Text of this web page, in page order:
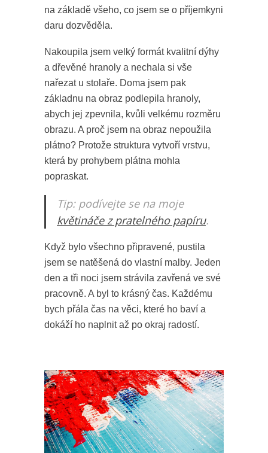
na základě všeho, co jsem se o příjemkyni
daru dozvěděla.
Nakoupila jsem velký formát kvalitní dýhy
a dřevěné hranoly a nechala si vše
nařezat u stolaře. Doma jsem pak
základnu na obraz podlepila hranoly,
abych jej zpevnila, kvůli velkému rozměru
obrazu. A proč jsem na obraz nepoužila
plátno? Protože struktura vytvoří vrstvu,
která by prohybem plátna mohla
popraskat.
Tip: podívejte se na moje
květináče z pratelného papíru.
Když bylo všechno připravené, pustila
jsem se natěšená do vlastní malby. Jeden
den a tři noci jsem strávila zavřená ve své
pracovně. A byl to krásný čas. Každému
bych přála čas na věci, které ho baví a
dokáží ho naplnit až po okraj radostí.